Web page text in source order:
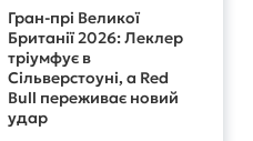
Гран-прі Великої
Британії 2026: Леклер
тріумфує в
Сільверстоуні, а Red
Bull переживає новий
удар